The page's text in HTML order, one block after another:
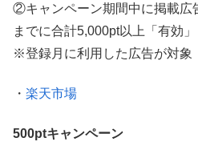
②キャンペーン期間中に掲載広
までに合計5,000pt以上「有効
※登録月に利用した広告が対象
・ 楽天市場
500ptキャンペーン